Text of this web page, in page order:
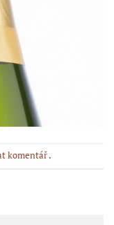
komentář.